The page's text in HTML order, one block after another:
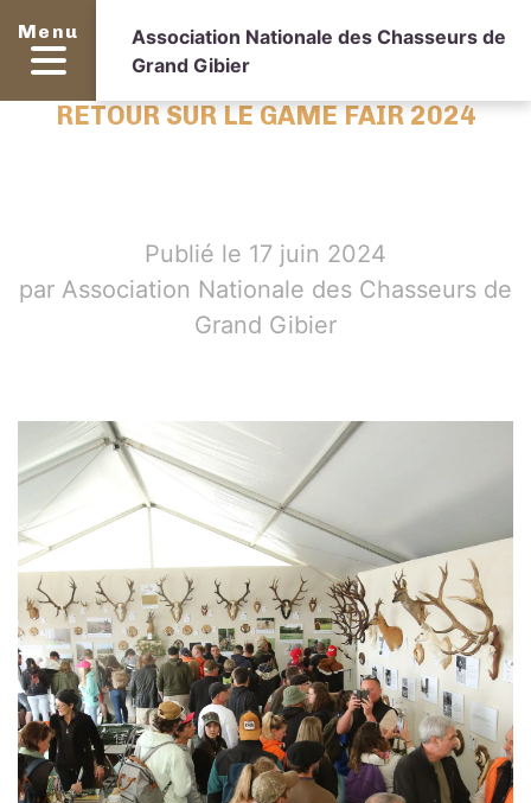
Menu
Association Nationale des Chasseurs de
Grand Gibier
RETOUR SUR LE GAME FAIR 2024
Publié le 17 juin 2024
par Association Nationale des Chasseurs de
Grand Gibier